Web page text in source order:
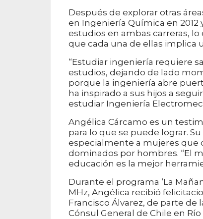
Después de explorar otras
en Ingeniería Química en
estudios en ambas carreras,
que cada una de ellas implica
“Estudiar ingeniería requiere
estudios, dejando de lado
porque la ingeniería abre
ha inspirado a sus hijos a
estudiar Ingeniería
Angélica Cárcamo es un
para lo que se puede lograr.
especialmente a mujeres que
dominados por hombres. “El
educación es la mejor
Durante el programa ‘La
MHz, Angélica recibió
Francisco Álvarez, de parte de
Cónsul General de Chile en